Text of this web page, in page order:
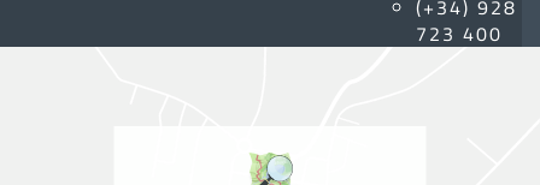
(+34) 928
723 400